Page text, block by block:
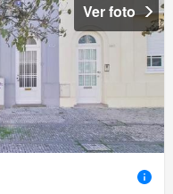
Ver foto